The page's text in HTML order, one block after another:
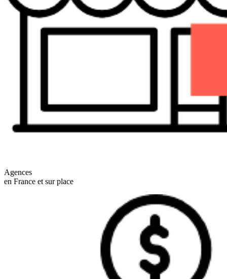
Agences
en France et sur place